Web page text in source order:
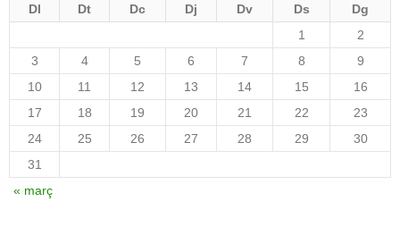
Dl Dt Dc Dj Dv Ds
Dg
1
2
3
4 5 6 7 8
9
10
11 12 13 14 15
16
17
18 19 20 21 22
23
24
25 26 27 28 29
30
31
« març